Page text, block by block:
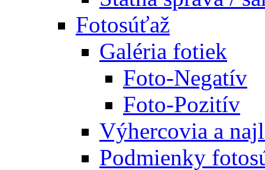
Fotosúťaž
Galéria fotiek
Foto-Negatív
Foto-Pozitív
Výhercovia a
Podmienky